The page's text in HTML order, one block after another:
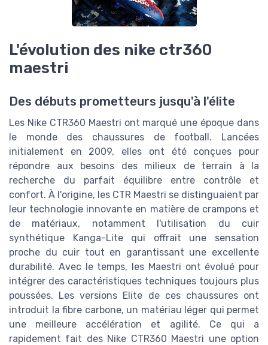
L'évolution des nike ctr360
maestri
Des débuts prometteurs jusqu'à l'élite
Les Nike CTR360 Maestri ont marqué une époque dans
le monde des chaussures de football. Lancées
initialement en 2009, elles ont été conçues pour
répondre aux besoins des milieux de terrain à la
recherche du parfait équilibre entre contrôle et
confort. À l'origine, les CTR Maestri se distinguaient par
leur technologie innovante en matière de crampons et
de matériaux, notamment l'utilisation du cuir
synthétique Kanga-Lite qui offrait une sensation
proche du cuir tout en garantissant une excellente
durabilité. Avec le temps, les Maestri ont évolué pour
intégrer des caractéristiques techniques toujours plus
poussées. Les versions Elite de ces chaussures ont
introduit la fibre carbone, un matériau léger qui permet
une meilleure accélération et agilité. Ce qui a
rapidement fait des Nike CTR360 Maestri une option